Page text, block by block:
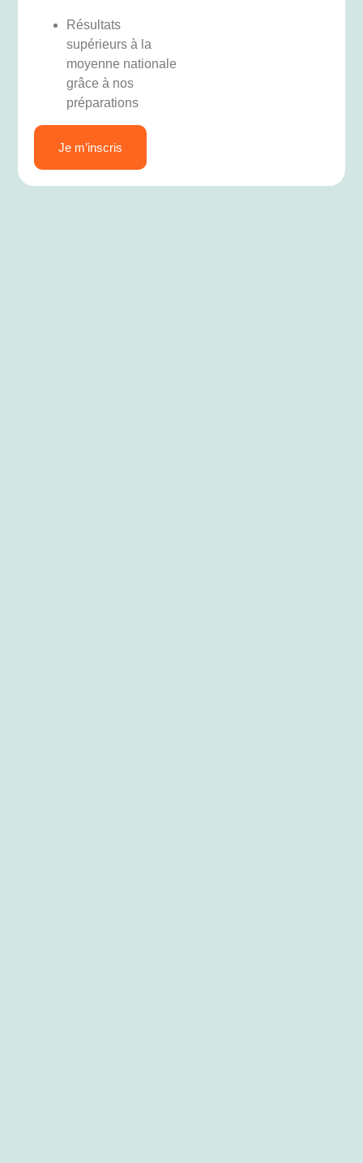
Résultats
supérieurs à la
moyenne nationale
grâce à nos
préparations
Je m’inscris